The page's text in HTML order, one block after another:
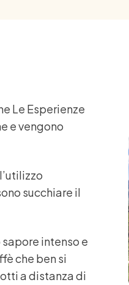
Le Esperienze
e vengono
succhiare il
intenso e
che ben si
a distanza di